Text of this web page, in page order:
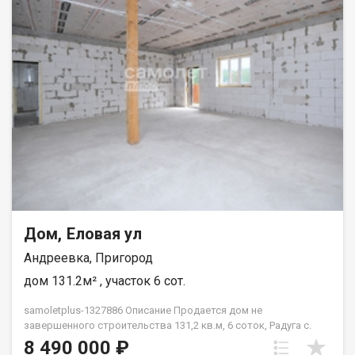
в чистовой отделке, с перегородками, оштукатуренными и
загрунтованными стенами. (В данный момент идут
отделочные работы). На входе удобный большой навес для
автомобиля. Участок 10 соток в собственности.
Дом, Еловая ул
Андреевка, Пригород
дом 131.2м² , участок 6 сот.
samoletplus-1327886 Описание Продается дом не
завершенного строительства 131,2 кв.м, 6 соток, Радуга с.
Андреевка Если вы хотите наслаждаться природой, чистым
8 490 000 ₽